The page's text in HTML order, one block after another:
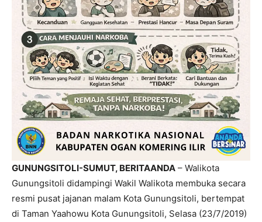
GUNUNGSITOLI-SUMUT, BERITAANDA – Walikota
Gunungsitoli didampingi Wakil Walikota membuka secara
resmi pusat jajanan malam Kota Gunungsitoli, bertempat
di Taman Yaahowu Kota Gunungsitoli, Selasa (23/7/2019)